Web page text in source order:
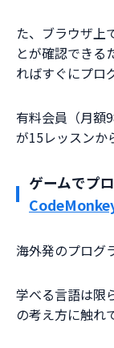
た、ブラウザ上
とが確認できる
ればすぐにプロ
有料会員（月額
が15レッスンか
ゲームでプ
海外発のプログ
学べる言語は限
の考え方に触れ